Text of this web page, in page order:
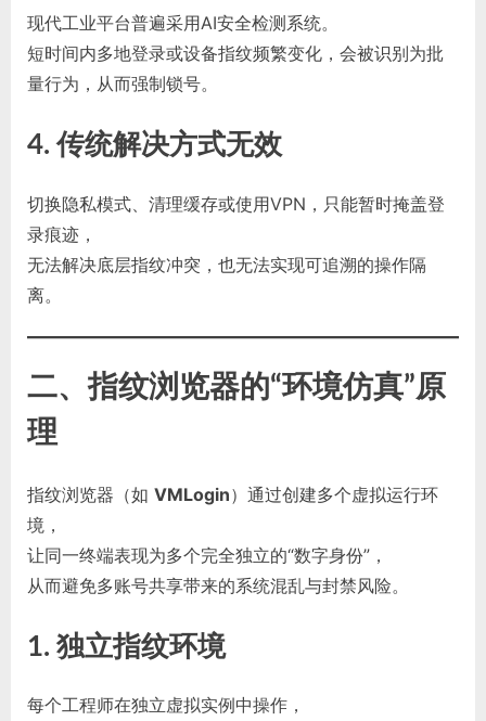
现代工业平台普遍采用AI安全检测系统。
短时间内多地登录或设备指纹频繁变化，会被识别为批
量行为，从而强制锁号。
4. 传统解决方式无效
切换隐私模式、清理缓存或使用VPN，只能暂时掩盖登
录痕迹，
无法解决底层指纹冲突，也无法实现可追溯的操作隔
离。
二、指纹浏览器的“环境仿真”原
理
指纹浏览器（如 VMLogin）通过创建多个虚拟运行环
境，
让同一终端表现为多个完全独立的“数字身份”，
从而避免多账号共享带来的系统混乱与封禁风险。
1. 独立指纹环境
每个工程师在独立虚拟实例中操作，